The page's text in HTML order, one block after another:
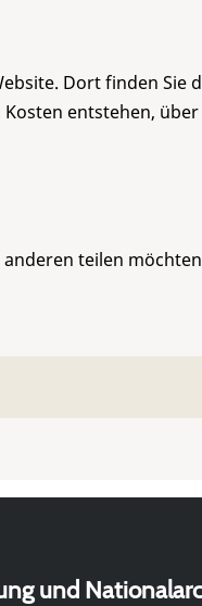
Dort finden Sie
entstehen, über
teilen
und